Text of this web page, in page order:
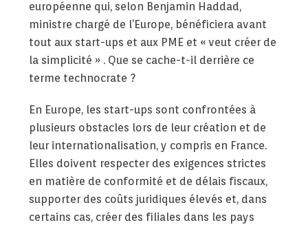
européenne qui, selon Benjamin Haddad,
ministre chargé de l’Europe, bénéficiera avant
tout aux start-ups et aux PME et « veut créer de
la simplicité » . Que se cache-t-il derrière ce
terme technocrate ?
En Europe, les start-ups sont confrontées à
plusieurs obstacles lors de leur création et de
leur internationalisation, y compris en France.
Elles doivent respecter des exigences strictes
en matière de conformité et de délais fiscaux,
supporter des coûts juridiques élevés et, dans
certains cas, créer des filiales dans les pays